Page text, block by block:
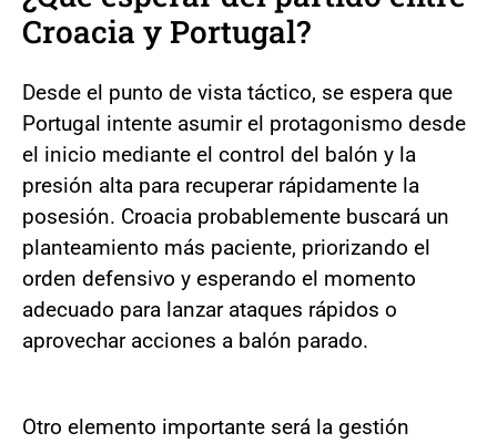
Croacia y Portugal?
Desde el punto de vista táctico, se espera que
Portugal intente asumir el protagonismo desde
el inicio mediante el control del balón y la
presión alta para recuperar rápidamente la
posesión. Croacia probablemente buscará un
planteamiento más paciente, priorizando el
orden defensivo y esperando el momento
adecuado para lanzar ataques rápidos o
aprovechar acciones a balón parado.
Otro elemento importante será la gestión